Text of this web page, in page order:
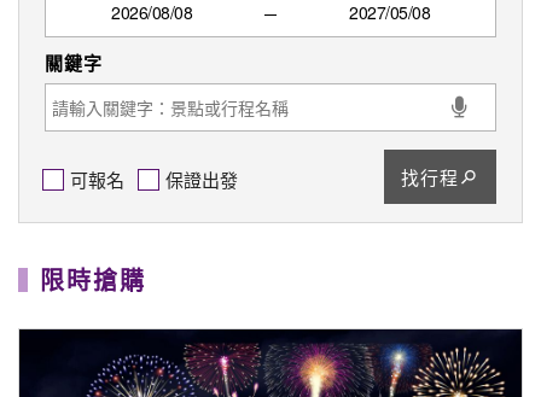
可報名 保證出發 找行程
限時搶購